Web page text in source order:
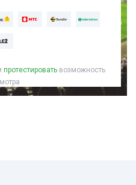
протестировать возможность